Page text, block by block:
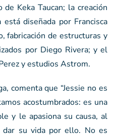
Keka Taucan; la creación
diseñada por Francisca
fabricación de estructuras y
por Diego Rivera; y el
y estudios Astrom.
comenta que “Jessie no es
acostumbrados: es una
y le apasiona su causa, al
su vida por ello. No es